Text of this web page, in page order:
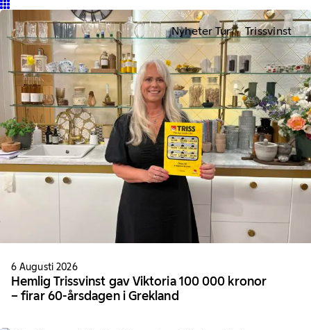
Nyheter Tur Trissvinst
6 Augusti 2026
Hemlig Trissvinst gav Viktoria 100 000 kronor
– firar 60-årsdagen i Grekland